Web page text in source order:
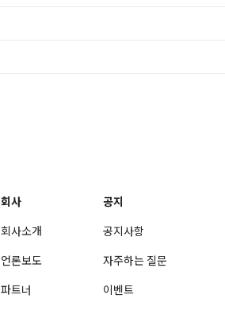
회사
회사소개
언론보도
파트너
공지
공지사항
자주하는 질문
이벤트